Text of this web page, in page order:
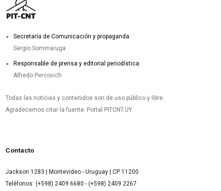
Secretaría de Comunicación y propaganda:
Sergio Sommaruga
Responsable de prensa y editorial periodística:
Alfredo Percovich
Todas las noticias y contenidos son de uso público y libre.
Agradecemos citar la fuente: Portal PITCNT.UY
Contacto
Jackson 1283 | Montevideo - Uruguay | CP 11200
Teléfonos: (+598) 2409 6680 - (+598) 2409 2267